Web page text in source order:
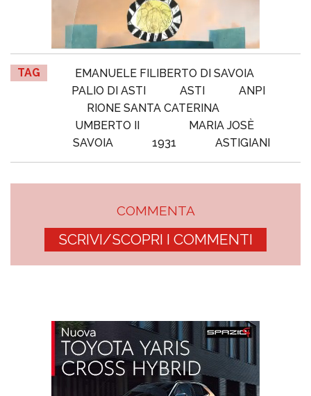
TAG
EMANUELE FILIBERTO DI SAVOIA
PALIO DI ASTI
ASTI
ANPI
RIONE SANTA CATERINA
UMBERTO II
MARIA JOSÈ
SAVOIA
1931 ASTIGIANI
COMMENTA
SCRIVI/SCOPRI I COMMENTI